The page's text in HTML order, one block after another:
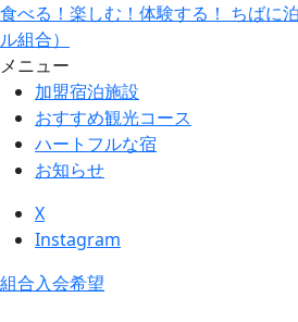
食べる！楽しむ！体験する！ ちばに
ル組合）
メニュー
加盟宿泊施設
おすすめ観光コース
ハートフルな宿
お知らせ
X
Instagram
組合入会希望